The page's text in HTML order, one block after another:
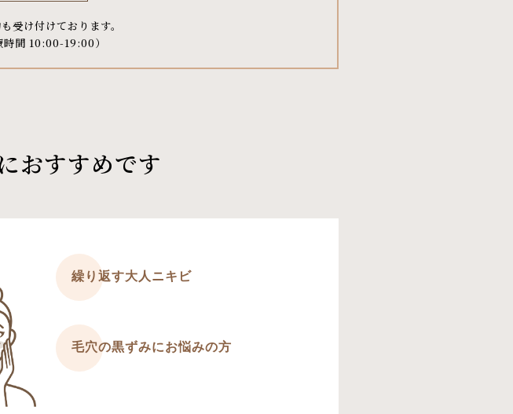
受け付けております。
間 10:00-19:00）
おすすめです
繰り返す大人ニキビ
毛穴の黒ずみにお悩みの方